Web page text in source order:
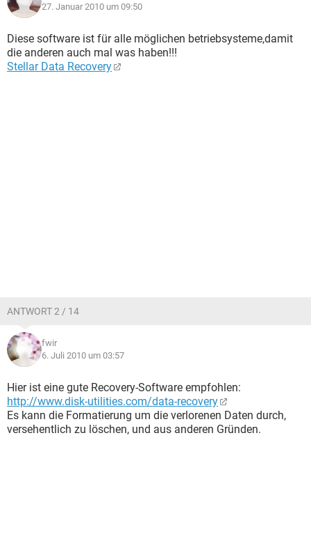
27. Januar 2010 um 09:50
Diese software ist für alle möglichen betriebsysteme,damit
die anderen auch mal was haben!!!
Stellar Data Recovery
ANTWORT 2 / 14
fwir
6. Juli 2010 um 03:57
Hier ist eine gute Recovery-Software empfohlen:
http://www.disk-utilities.com/data-recovery
Es kann die Formatierung um die verlorenen Daten durch,
versehentlich zu löschen, und aus anderen Gründen.